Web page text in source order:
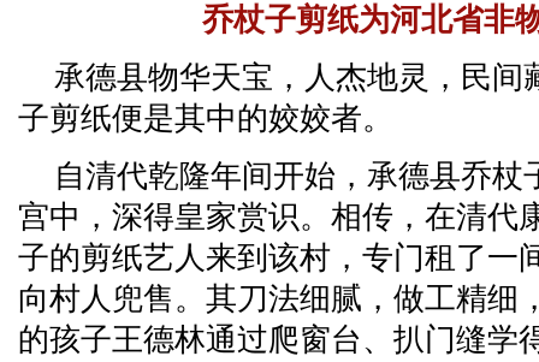
乔杖子剪纸为河北省非
承德县物华天宝，人杰地灵，民间
子剪纸便是其中的姣姣者。
自清代乾隆年间开始，承德县乔
宫中，深得皇家赏识。相传，在清代
子的剪纸艺人来到该村，专门租了一
向村人兜售。其刀法细腻，做工精细
的孩子王德林通过爬窗台、扒门缝学